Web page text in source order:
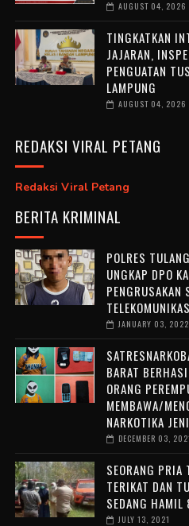
AUGUST 04, 2026
TINGKATKAN
JAJARAN,
PENGUATAN
LAMPUNG
AUGUST 04, 2026
REDAKSI VIRAL PETANG
Redaksi Viral Petang
BERITA KRIMINAL
POLRES
UNGKAP DPO
PENGRUSAKAN
JANUARY 03, 2022
BARAT
ORANG
MEMBAWA/
NARKOTIKA
DECEMBER 03,
SEORANG PRIA
TERIKAT DAN
SEDANG HAMIL
JULY 13, 2021